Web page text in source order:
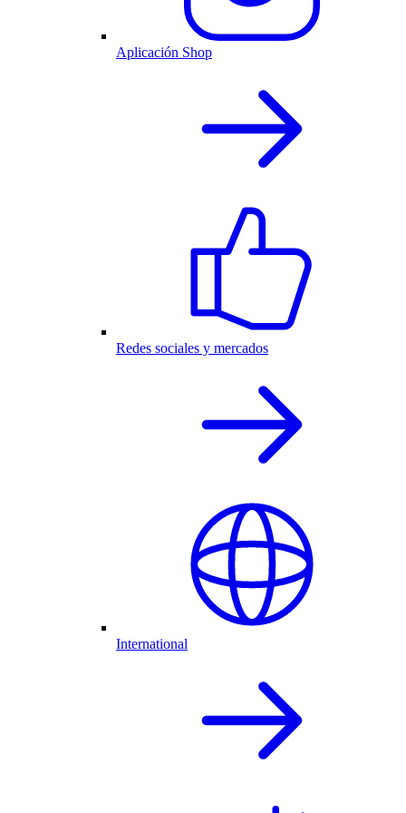
Aplicación Shop
Redes sociales y mercados
International